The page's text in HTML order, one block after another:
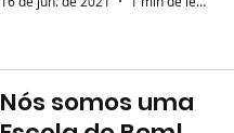
Nós somos uma